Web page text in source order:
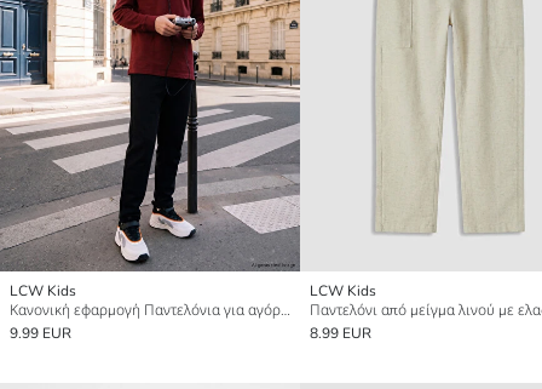
LCW Kids
Κανονική εφαρμογή Παντελόνια για αγόρια
9.99 EUR
LCW Kids
8.99 EUR